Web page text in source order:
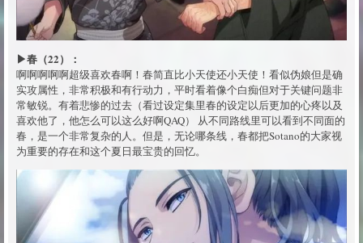
▶春（22）：
啊啊啊啊啊超级喜欢春啊！春简直比小天使还小天使！看似伪娘但是确
实攻属性，非常积极和有行动力，平时看着像个白痴但对于关键问题非
常敏锐。有着悲惨的过去（看过设定集里春的设定以后更加的心疼以及
喜欢他了，他怎么可以这么好啊QAQ） 从不同路线里可以看到不同面的
春，是一个非常复杂的人。但是，无论哪条线，春都把Sotano的大家视
为重要的存在和这个夏日最宝贵的回忆。